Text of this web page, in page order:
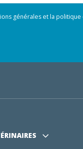
générales et la